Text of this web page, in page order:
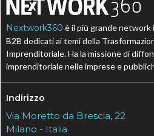
Nextwork360 è il più grande
B2B dedicati ai temi della
Imprenditoriale. Ha la missione di
imprenditoriale nelle imprese e
Indirizzo
Via Moretto da Brescia, 22
Milano - Italia